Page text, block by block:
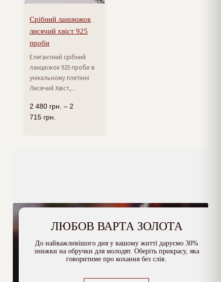
Срібний ланцюжок
лисячий хвіст 925
проби
Елегантний срібний
ланцюжок 925 проби в
унікальному плетінні
Лисячий Хвіст,...
2 480 грн. – 2
715 грн.
ЛЮБОВ ВАРТА ЗОЛОТА
До найважливішого дня у вашому житті даруємо 30%
знижки на обручки для молодят. Оберіть прикрасу, яка
говоритиме про кохання без слів.